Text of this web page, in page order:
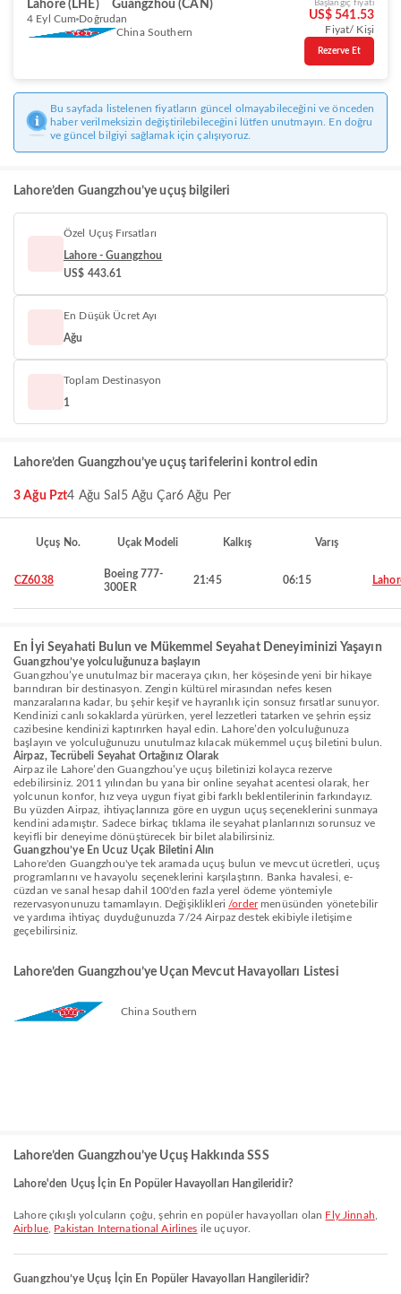
Lahore (LHE) Guangzhou (CAN)
4 Eyl Cum Doğrudan
China Southern
Başlangıç fiyatı
US$ 541.53
Fiyat/ Kişi
Rezerve Et
Bu sayfada listelenen fiyatların güncel olmayabileceğini ve önceden
haber verilmeksizin değiştirilebileceğini lütfen unutmayın. En doğru
ve güncel bilgiyi sağlamak için çalışıyoruz.
Lahore’den Guangzhou’ye uçuş bilgileri
Özel Uçuş Fırsatları
Lahore - Guangzhou
US$ 443.61
En Düşük Ücret Ayı
Ağu
Toplam Destinasyon
1
Lahore’den Guangzhou’ye uçuş tarifelerini kontrol edin
3 Ağu Pzt4 Ağu Sal 5 Ağu Çar6 Ağu Per
Uçuş No. Uçak Modeli Kalkış Varış
CZ6038
Boeing 777-
300ER
21:45 06:15
En İyi Seyahati Bulun ve Mükemmel Seyahat Deneyiminizi Yaşayın
Guangzhou’ye yolculuğunuza başlayın
Guangzhou’ye unutulmaz bir maceraya çıkın, her köşesinde yeni bir hikaye
barındıran bir destinasyon. Zengin kültürel mirasından nefes kesen
manzaralarına kadar, bu şehir keşif ve hayranlık için sonsuz fırsatlar sunuyor.
Kendinizi canlı sokaklarda yürürken, yerel lezzetleri tatarken ve şehrin eşsiz
cazibesine kendinizi kaptırırken hayal edin. Lahore’den yolculuğunuza
başlayın ve yolculuğunuzu unutulmaz kılacak mükemmel uçuş biletini bulun.
Airpaz, Tecrübeli Seyahat Ortağınız Olarak
Airpaz ile Lahore’den Guangzhou’ye uçuş biletinizi kolayca rezerve
edebilirsiniz. 2011 yılından bu yana bir online seyahat acentesi olarak, her
yolcunun konfor, hız veya uygun fiyat gibi farklı beklentilerinin farkındayız.
Bu yüzden Airpaz, ihtiyaçlarınıza göre en uygun uçuş seçeneklerini sunmaya
kendini adamıştır. Sadece birkaç tıklama ile seyahat planlarınızı sorunsuz ve
keyifli bir deneyime dönüştürecek bir bilet alabilirsiniz.
Guangzhou’ye En Ucuz Uçak Biletini Alın
Lahore'den Guangzhou'ye tek aramada uçuş bulun ve mevcut ücretleri, uçuş
programlarını ve havayolu seçeneklerini karşılaştırın. Banka havalesi, e-
cüzdan ve sanal hesap dahil 100'den fazla yerel ödeme yöntemiyle
rezervasyonunuzu tamamlayın. Değişiklikleri /ordermenüsünden yönetebilir
ve yardıma ihtiyaç duyduğunuzda 7/24 Airpaz destek ekibiyle iletişime
geçebilirsiniz.
Lahore’den Guangzhou’ye Uçan Mevcut Havayolları Listesi
China Southern
Lahore’den Guangzhou’ye Uçuş Hakkında SSS
Lahore'den Uçuş İçin En Popüler Havayolları Hangileridir?
Lahore çıkışlı yolcuların çoğu, şehrin en popüler havayolları olan Fly Jinnah
Airblue, Pakistan International Airlines ile uçuyor.
Guangzhou’ye Uçuş İçin En Popüler Havayolları Hangileridir?